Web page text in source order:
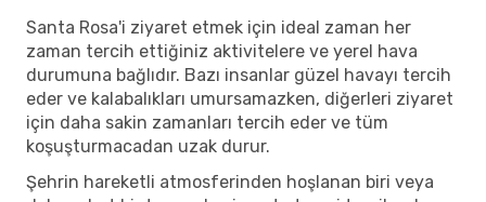
Santa Rosa'i ziyaret etmek için ideal zaman her
zaman tercih ettiğiniz aktivitelere ve yerel hava
durumuna bağlıdır. Bazı insanlar güzel havayı tercih
eder ve kalabalıkları umursamazken, diğerleri ziyaret
için daha sakin zamanları tercih eder ve tüm
koşuşturmacadan uzak durur.
Şehrin hareketli atmosferinden hoşlanan biri veya